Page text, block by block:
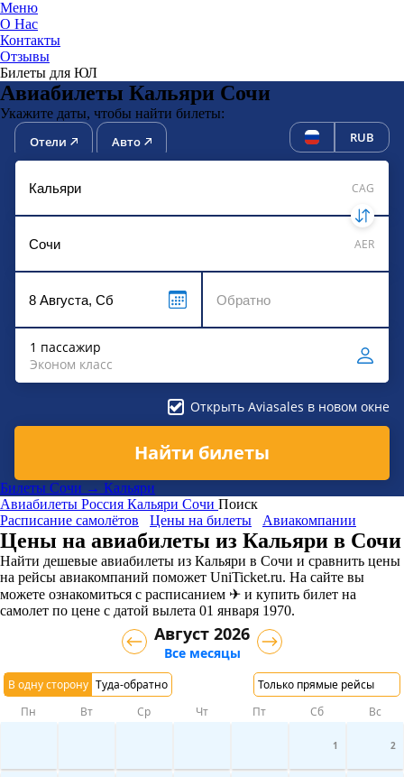
Меню
О Нас
Контакты
Отзывы
Билеты для ЮЛ
Авиабилеты Кальяри Сочи
Укажите даты, чтобы найти билеты:
Отели Авто RUB
CAG
AER
1 пассажир
Эконом класс
Открыть Aviasales в новом окне
Найти билеты
Билеты Сочи → Кальяри
Авиабилеты Россия Кальяри Сочи Поиск
Расписание самолётов
Цены на билеты Авиакомпании
Цены на авиабилеты из Кальяри в Сочи
Найти дешевые авиабилеты из Кальяри в Сочи и сравнить цены
на рейсы авиакомпаний поможет UniTicket.ru. На сайте вы
можете ознакомиться с расписанием ✈ и купить билет на
самолет по цене с датой вылета 01 января 1970.
В одну сторону Туда-обратно Только прямые рейсы
Август 2026
Все месяцы
Пн Вт Ср Чт Пт Сб Вс
1 2